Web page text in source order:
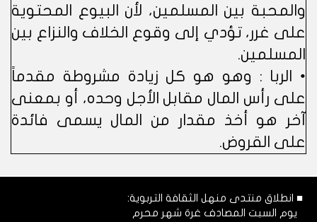
والمحبة بين المسلمين، لأن البيوع المحتوية
على غرر، تؤدي إلى وقوع الخلاف والنزاع بين
المسلمين.
• الربا : وهو هو كل زيادة مشروطة مقدماً
على رأس المال مقابل الأجل وحده، أو بمعنى
آخر هو أخذ مقدار من المال يسمى فائدة
على القروض.
■ انطلاق منتدى منهل الثقافة التربوية:
يوم السبت المصادف غرة شهر محرم